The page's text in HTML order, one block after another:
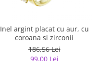
Inel argint placat cu aur, cu
coroana si zirconii
186,56 Lei
99,00 Lei